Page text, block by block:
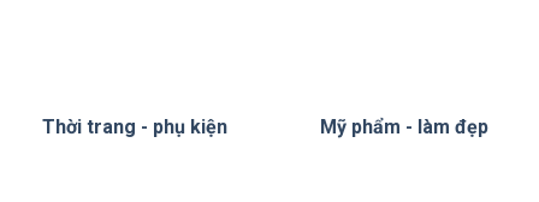
Thời trang - phụ kiện Mỹ phẩm - làm đẹp